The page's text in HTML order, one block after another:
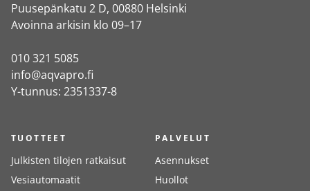
Puusepänkatu 2 D, 00880 Helsinki
Avoinna arkisin klo 09–17
010 321 5085
info@aqvapro.fi
Y-tunnus: 2351337-8
TUOTTEET
Julkisten tilojen ratkaisut
Vesiautomaatit
PALVELUT
Asennukset
Huollot